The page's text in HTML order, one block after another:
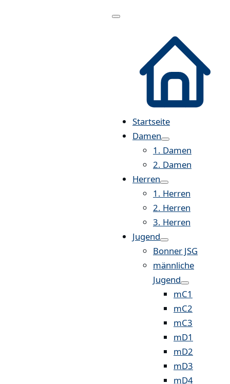
Menü
Startseite
Damen
1. Damen
2. Damen
Herren
1. Herren
2. Herren
3. Herren
Jugend
Bonner JSG
männliche
Jugend
mC1
mC2
mC3
mD1
mD2
mD3
mD4